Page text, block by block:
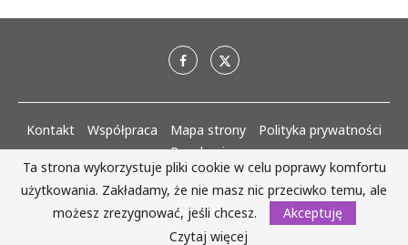
Kontakt Współpraca Mapa strony
Polityka prywatności
Regulaminy
AlejaKobiet.pl @2020 - 2023 Wszystkie prawa zastrzeżone. | Realizacja:
www.woh.group
Ta strona wykorzystuje pliki cookie w celu poprawy komfortu
użytkowania. Zakładamy, że nie masz nic przeciwko temu, ale
możesz zrezygnować, jeśli chcesz.
Akceptuję
Czytaj więcej